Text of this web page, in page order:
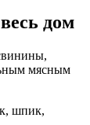
дом
мясным
шпик,